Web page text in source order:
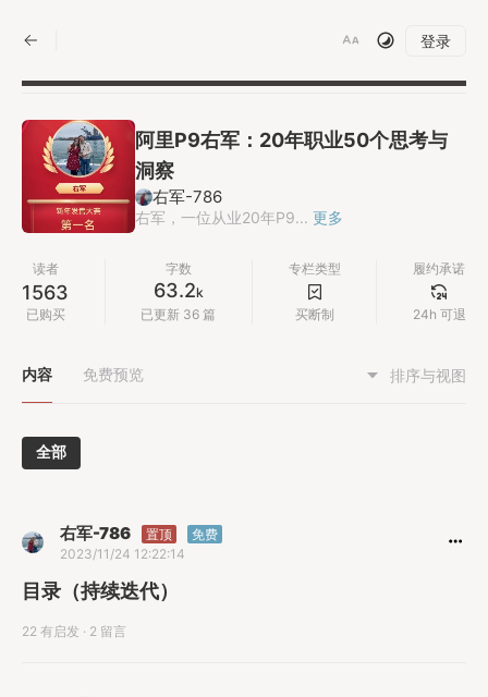
登录
阿里P9右军：20年职业50个思考与
洞察
右军-786
右军，一位从业20年P9... 更多
读者
1563
已购买
字数
63.2k
已更新 36 篇
专栏类型
买断制
履约承诺
24h 可退
内容 免费预览 排序与视图
全部
右军-786 置顶
免费
2023/11/24 12:22:14
目录（持续迭代）
22 有启发 · 2 留言